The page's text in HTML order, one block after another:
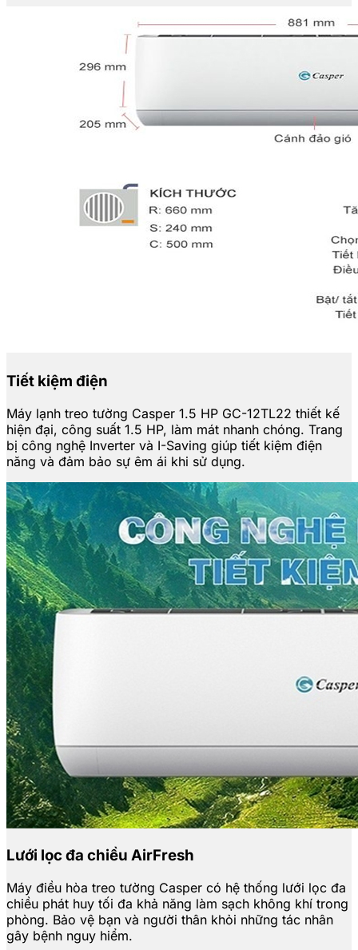
Tiết kiệm điện
Máy lạnh treo tường Casper 1.5 HP GC-12TL22 thiết kế
hiện đại, công suất 1.5 HP, làm mát nhanh chóng. Trang
bị công nghệ Inverter và I-Saving giúp tiết kiệm điện
năng và đảm bảo sự êm ái khi sử dụng.
Lưới lọc đa chiều AirFresh
Máy điều hòa treo tường Casper có hệ thống lưới lọc đa
chiều phát huy tối đa khả năng làm sạch không khí trong
phòng. Bảo vệ bạn và người thân khỏi những tác nhân
gây bệnh nguy hiểm.